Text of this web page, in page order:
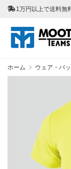
1万円以上で送料無
ホーム ウェア・バ